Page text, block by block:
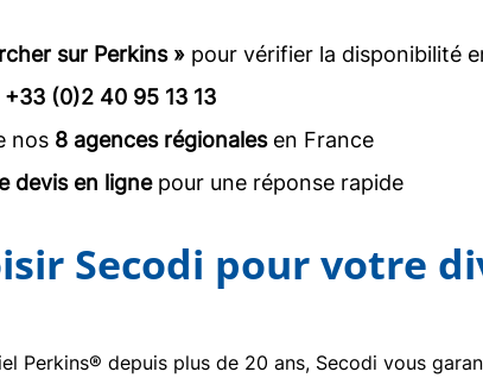
sur Perkins » pour vérifier la disponibilité
+33 (0)2 40 95 13 13
nos 8 agences régionalesen France
devis en lignepour une réponse rapide
Secodi pour votre
Perkins® depuis plus de 20 ans, Secodi vous